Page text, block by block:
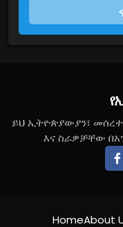
ይህ ኢትዮጵያውያን፣
እና ስራዎቻቸው
HomeAbout